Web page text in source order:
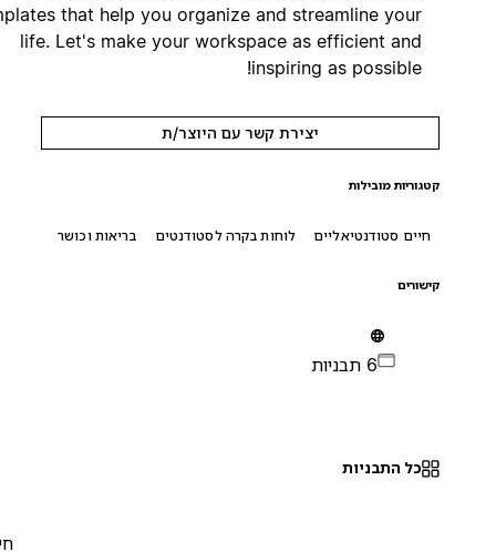
templates that help you organize and streamline your
life. Let's make your workspace as efficient and
inspiring as possible!
יצירת קשר עם היוצר/ת
קטגוריות מובילות
חיים סטודנטיאליים לוחות בקרה לסטודנטים בריאות וכושר
כל התבניות
0